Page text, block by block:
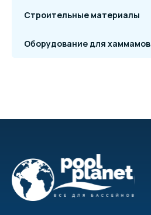
Строительные материалы
Оборудование для хаммамов